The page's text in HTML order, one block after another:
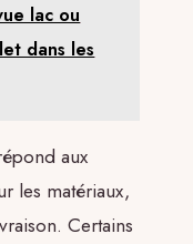
lac ou
dans les
aux
les matériaux,
Certains